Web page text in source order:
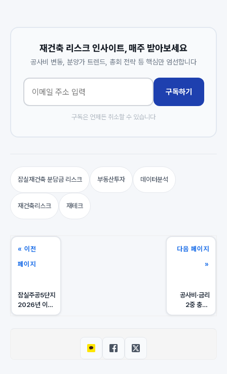
재건축 리스크 인사이트, 매주 받아보세요
공사비 변동, 분양가 트렌드, 총회 전략 등 핵심만 엄선합니다
구독하기
구독은 언제든 취소할 수 있습니다
잠실재건축 분담금 리스크 부동산투자 데이터분석
재건축리스크 재테크
« 이전
페이지
잠실주공5단지
2026년 이주
가능할까?
다음 페이지
»
공사비·금리
2중 충격,
비례율 90%